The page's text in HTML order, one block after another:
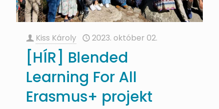
Kiss Károly 2023. október 02.
[HÍR] Blended
Learning For All
Erasmus+ projekt